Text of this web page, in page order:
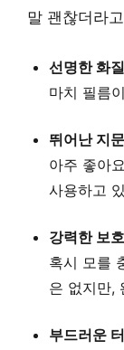
말 괜찮더라
선명한 화질
마치 필름
뛰어난 지
아주 좋아
사용하고
강력한 보
혹시 모를
은 없지만,
부드러운